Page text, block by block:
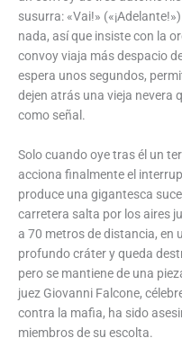
susurra: «Vai!»
nada, así que insiste con la
convoy viaja más despacio
espera unos segundos,
dejen atrás una vieja nevera
como señal.
Solo cuando oye tras él un
acciona finalmente el
produce una gigantesca
carretera salta por los aires
a 70 metros de distancia, en
profundo cráter y queda
pero se mantiene de una
juez Giovanni Falcone,
contra la mafia, ha sido
miembros de su escolta.